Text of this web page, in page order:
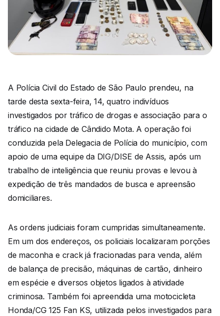
A Polícia Civil do Estado de São Paulo prendeu, na
tarde desta sexta-feira, 14, quatro indivíduos
investigados por tráfico de drogas e associação para o
tráfico na cidade de Cândido Mota. A operação foi
conduzida pela Delegacia de Polícia do município, com
apoio de uma equipe da DIG/DISE de Assis, após um
trabalho de inteligência que reuniu provas e levou à
expedição de três mandados de busca e apreensão
domiciliares.
As ordens judiciais foram cumpridas simultaneamente.
Em um dos endereços, os policiais localizaram porções
de maconha e crack já fracionadas para venda, além
de balança de precisão, máquinas de cartão, dinheiro
em espécie e diversos objetos ligados à atividade
criminosa. Também foi apreendida uma motocicleta
Honda/CG 125 Fan KS, utilizada pelos investigados para